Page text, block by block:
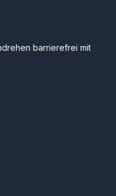
barrierefrei mit